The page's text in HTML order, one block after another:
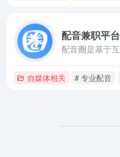
配音兼职平台
自媒体相关 # 专业配音